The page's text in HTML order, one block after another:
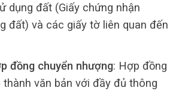
dụng đất (Giấy chứng nhận
đất) và các giấy tờ liên quan đến
đồng chuyển nhượng: Hợp đồng
văn bản với đầy đủ thông